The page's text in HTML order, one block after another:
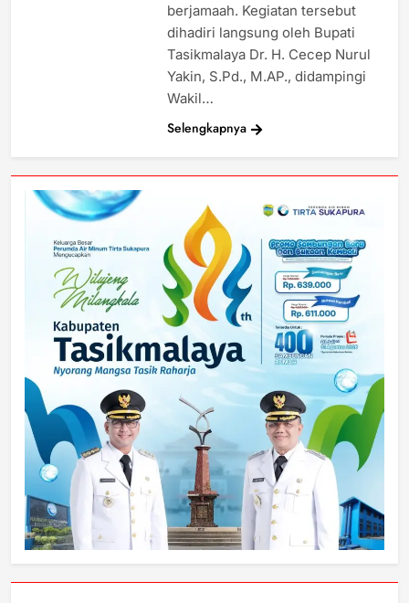
berjamaah. Kegiatan tersebut
dihadiri langsung oleh Bupati
Tasikmalaya Dr. H. Cecep Nurul
Yakin, S.Pd., M.AP., didampingi
Wakil…
Selengkapnya